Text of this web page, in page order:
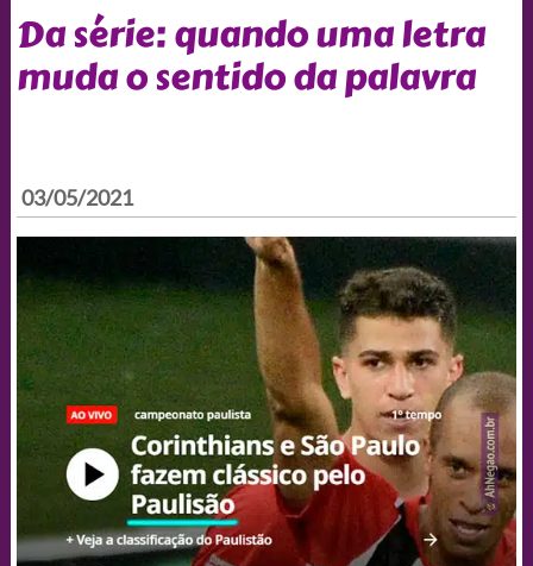
Da série: quando uma letra
muda o sentido da palavra
03/05/2021